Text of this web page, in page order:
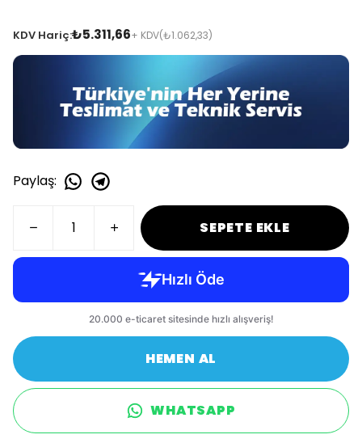
KDV Hariç:₺5.311,66+ KDV(₺1.062,33)
Paylaş:
SEPETE EKLE
HEMEN AL
WHATSAPP